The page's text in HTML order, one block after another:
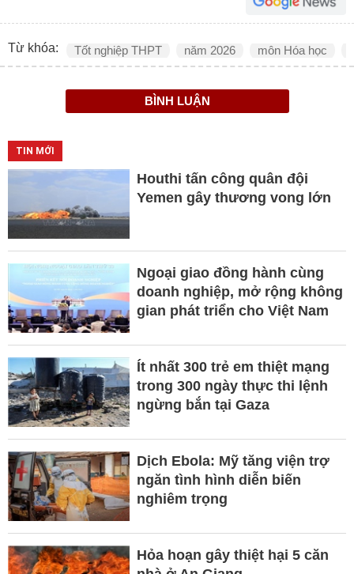
Từ khóa: Tốt nghiệp THPT năm 2026 môn Hóa học
BÌNH LUẬN
TIN MỚI
Houthi tấn công quân đội
Yemen gây thương vong lớn
Ngoại giao đồng hành cùng
doanh nghiệp, mở rộng không
gian phát triển cho Việt Nam
Ít nhất 300 trẻ em thiệt mạng
trong 300 ngày thực thi lệnh
ngừng bắn tại Gaza
Dịch Ebola: Mỹ tăng viện trợ
ngăn tình hình diễn biến
nghiêm trọng
Hỏa hoạn gây thiệt hại 5 căn